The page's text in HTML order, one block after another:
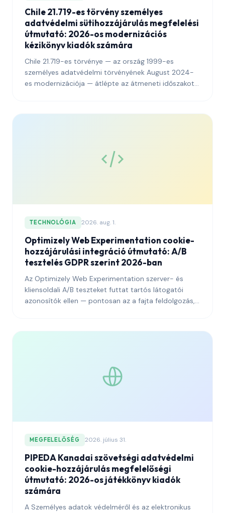
Chile 21.719-es törvény személyes
adatvédelmi sütihozzájárulás megfelelési
útmutató: 2026-os modernizációs
kézikönyv kiadók számára
Chile 21.719-es törvénye — az ország 1999-es
személyes adatvédelmi törvényének August 2024-
es modernizációja — átlépte az átmeneti időszakot
Protection Agency) alatt. Ez az útmutató
banneres architektúra, az auditnapló és a határokon
átnyúló adattovábbítások közzétételének 2026-ra a
TECHNOLÓGIA 2026. aug. 1.
Optimizely Web Experimentation cookie-
hozzájárulási integráció útmutató: A/B
tesztelés GDPR szerint 2026-ban
Az Optimizely Web Experimentation szerver- és
kliensoldali A/B teszteket futtat tartós látogatói
azonosítók ellen — pontosan az a fajta feldolgozás,
egy hozzájáruláskezelő platformhoz kapcsolni, hogy
erőt, amely a platformot érdemes üzemeltetni teszi.
MEGFELELŐSÉG 2026. július 31.
PIPEDA Kanadai szövetségi adatvédelmi
cookie-hozzájárulás megfelelőségi
útmutató: 2026-os játékkönyv kiadók
számára
A Személyes adatok védelméről és az elektronikus